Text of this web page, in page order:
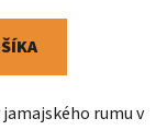
rumu v